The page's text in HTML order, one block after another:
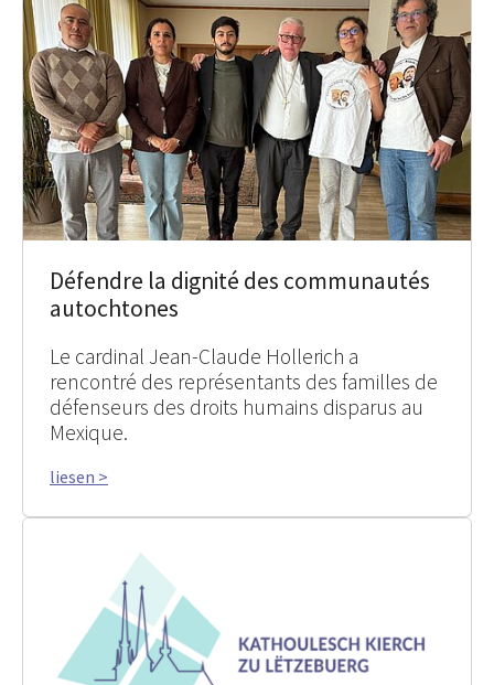
Défendre la dignité des communautés
autochtones
Le cardinal Jean-Claude Hollerich a
rencontré des représentants des familles de
défenseurs des droits humains disparus au
Mexique.
liesen >